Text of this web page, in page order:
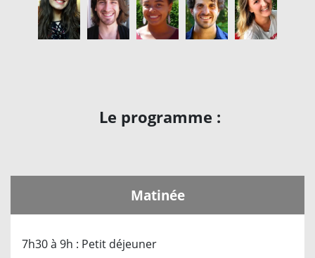
Le programme :
Matinée
7h30 à 9h : Petit déjeuner